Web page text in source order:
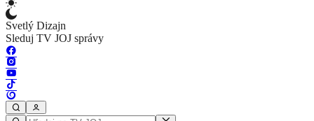
Svetlý Dizajn
Sleduj TV JOJ správy